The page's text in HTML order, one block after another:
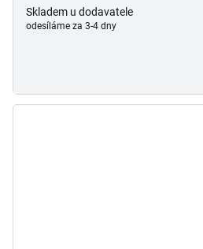
Skladem u dodavatele
odesíláme za 3-4 dny